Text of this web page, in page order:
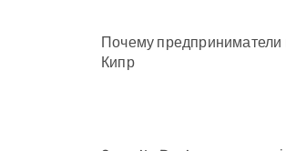
Почему
Кипр